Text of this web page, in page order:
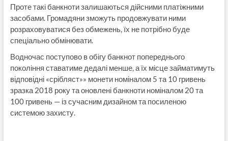
Проте такі банкноти залишаються дійсними платіжними
засобами. Громадяни зможуть продовжувати ними
розраховуватися без обмежень, їх не потрібно буде
спеціально обмінювати.
Водночас поступово в обігу банкнот попереднього
покоління ставатиме дедалі менше, а їх місце займатимуть
відповідні «срібляст»» монети номіналом 5 та 10 гривень
зразка 2018 року та оновлені банкноти номіналом 20 та
100 гривень — із сучасним дизайном та посиленою
системою захисту.